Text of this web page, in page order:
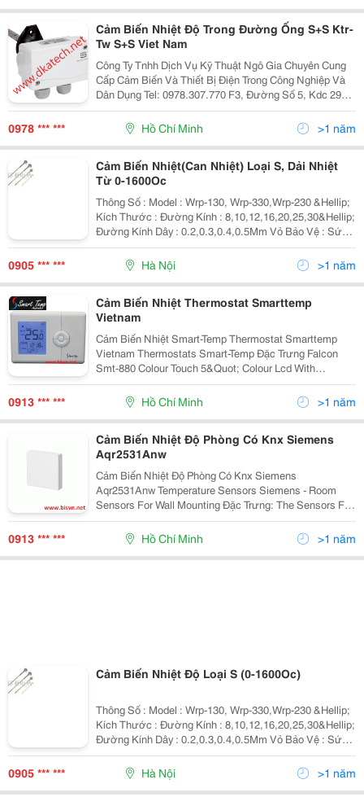
Cảm Biến Nhiệt Độ Trong Đường Ống S+S Ktr-
Tw S+S Viet Nam
Công Ty Tnhh Dịch Vụ Kỹ Thuật Ngô Gia Chuyên Cung
Cấp Cảm Biến Và Thiết Bị Điện Trong Công Nghiệp Và
Dân Dụng Tel: 0978.307.770 F3, Đường Số 5, Kdc 295
Tân Kỳ Tân Quý, Phường Tân Sơn Nhì, Quận Tân Phú,
Tphcm Website: Https://Vatgia.com/Ctyngo...
0978 *** *** Hồ Chí Minh >1 năm
Cảm Biến Nhiệt(Can Nhiệt) Loại S, Dải Nhiệt
Từ 0-1600Oc
Thông Số : Model : Wrp-130, Wrp-330,Wrp-230 &Hellip;
Kích Thước : Đường Kính : 8,10,12,16,20,25,30&Hellip;
Đường Kính Dây : 0.2,0.3,0.4,0.5Mm Vỏ Bảo Vệ : Sứ
Hoặc Thép Chịu Nhiệt Cao Chiều Dài 300 * 150 350 *
200 400 * 250
0905 *** *** Hà Nội >1 năm
Cảm Biến Nhiệt Thermostat Smarttemp
Vietnam
Cảm Biến Nhiệt Smart-Temp Thermostat Smarttemp
Vietnam Thermostats Smart-Temp Đặc Trưng Falcon
Smt-880 Colour Touch 5&Quot; Colour Lcd With
Capacitive Touch Up To 9 Temperature Controlled Zones
0913 *** *** Hồ Chí Minh >1 năm
Cảm Biến Nhiệt Độ Phòng Có Knx Siemens
Aqr2531Anw
Cảm Biến Nhiệt Độ Phòng Có Knx Siemens
Aqr2531Anw Temperature Sensors Siemens - Room
Sensors For Wall Mounting Đặc Trưng: The Sensors For
Flush Mounting Are Used In Heating, Ventilation, And Air
Conditioning Plants To Acquiring The Roo
0913 *** *** Hồ Chí Minh >1 năm
Cảm Biến Nhiệt Độ Loại S (0-1600Oc)
Thông Số : Model : Wrp-130, Wrp-330,Wrp-230 &Hellip;
Kích Thước : Đường Kính : 8,10,12,16,20,25,30&Hellip;
Đường Kính Dây : 0.2,0.3,0.4,0.5Mm Vỏ Bảo Vệ : Sứ
Hoặc Thép Chịu Nhiệt Cao Chiều Dài 300 * 150 350 *
200 400 * 250
0905 *** *** Hà Nội >1 năm